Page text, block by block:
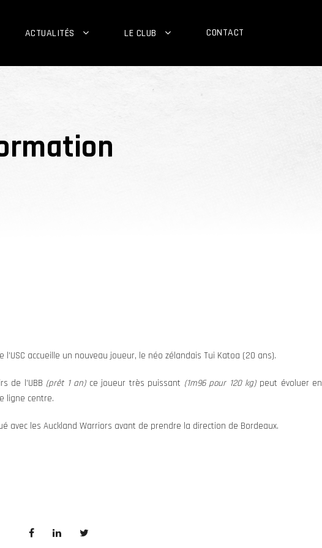
ACTUALITÉS LE CLUB CONTACT
l’USC accueille un nouveau joueur, le néo zélandais Tui Katoa (20 ans).
de l’UBB (prêt 1 an)ce joueur très puissant (1m96 pour 120 kg)peut évoluer en
ligne centre.
avec les Auckland Warriors avant de prendre la direction de Bordeaux.